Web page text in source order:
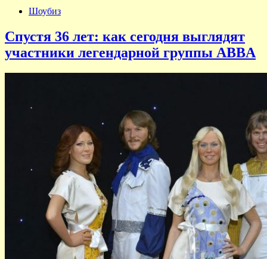
Шоубиз
Спустя 36 лет: как сегодня выглядят
участники легендарной группы ABBA